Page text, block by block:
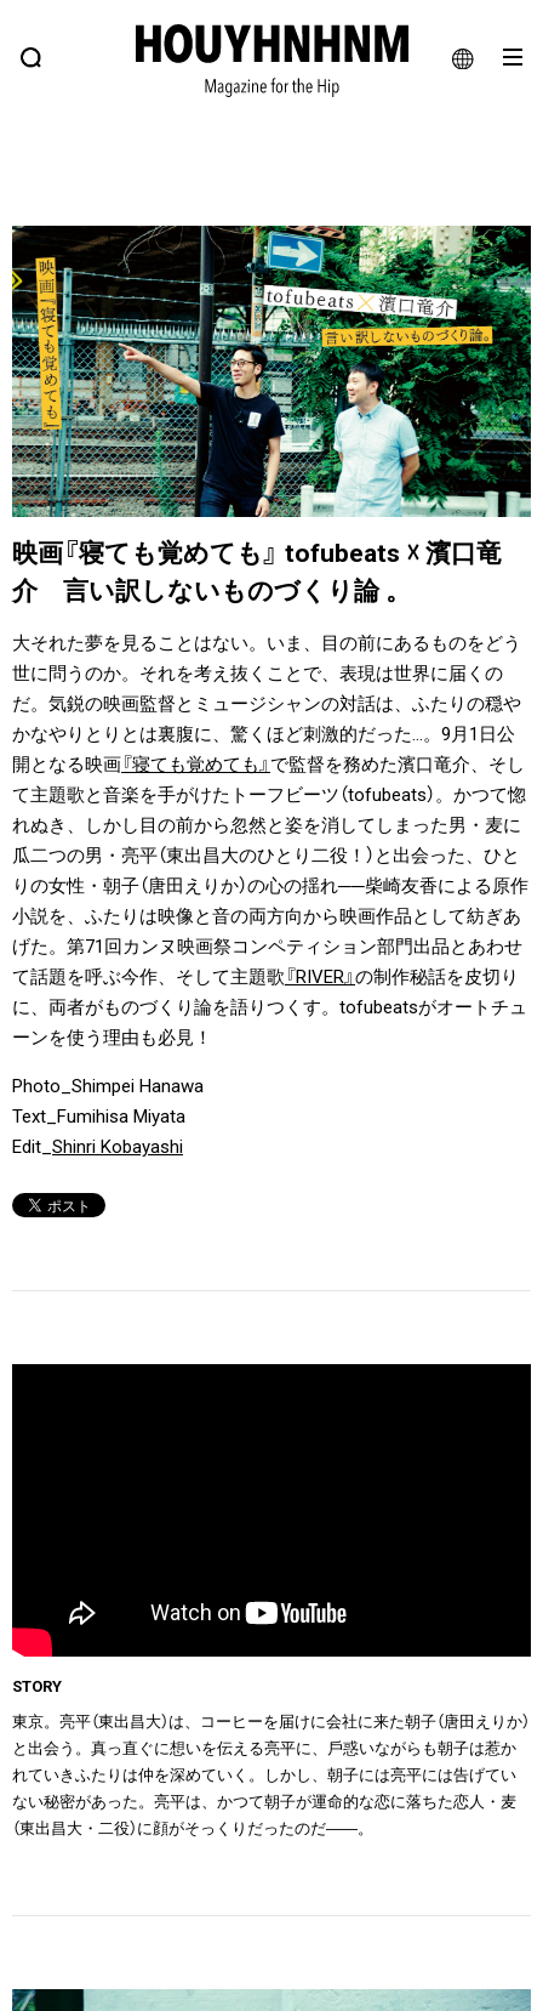
BLOG SNAP
#注目のタグ
#SHOPPING ADDICT #憧れの逸品
#ESSENTIAL DESIGNS #古着サミット
#NEW VINTAGE #マイナーグッド図鑑
#路地裏てぃーん。 #MONTHLY JOURNAL
#GH 銘品の所以 #フイナムのYouTube
#Commune H #FOCUS IT #AH.H
#ととけん #FASHION #MUSIC #MOVIE
#LIFESTYLE #SNEAKER #OUTDOOR
#SPORTS #HANDSOME HANDBOOK
映画『寝ても覚めても』 tofubeats ☓ 濱口竜
介 言い訳しないものづくり論 。
大それた夢を見ることはない。いま、目の前にあるものをどう
世に問うのか。それを考え抜くことで、表現は世界に届くの
だ。気鋭の映画監督とミュージシャンの対話は、ふたりの穏や
かなやりとりとは裏腹に、驚くほど刺激的だった…。9月1日公
開となる映画『寝ても覚めても』 で監督を務めた濱口竜介、そし
て主題歌と音楽を手がけたトーフビーツ（tofubeats）。かつて惚
れぬき、しかし目の前から忽然と姿を消してしまった男・麦に
瓜二つの男・亮平（東出昌大のひとり二役！）と出会った、ひと
りの女性・朝子（唐田えりか）の心の揺れ──柴崎友香による原作
小説を、ふたりは映像と音の両方向から映画作品として紡ぎあ
げた。第71回カンヌ映画祭コンペティション部門出品とあわせ
て話題を呼ぶ今作、そして主題歌 『RIVER』の制作秘話を皮切り
に、両者がものづくり論を語りつくす。tofubeatsがオートチュ
ーンを使う理由も必見！
Photo_Shimpei Hanawa
Text_Fumihisa Miyata
Edit_ Shinri Kobayashi
STORY
東京。亮平（東出昌大）は、コーヒーを届けに会社に来た朝⼦（唐田えりか）
と出会う。真っ直ぐに想いを伝える亮平に、⼾惑いながらも朝⼦は惹か
れていきふたりは仲を深めていく。しかし、朝⼦には亮平には告げてい
ない秘密があった。亮平は、かつて朝⼦が運命的な恋に落ちた恋⼈・⻨
（東出昌大・二役）に顔がそっくりだったのだ――。